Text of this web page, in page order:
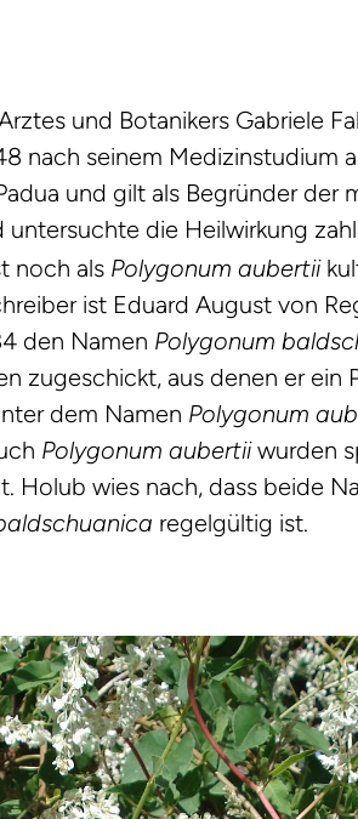
und Botanikers Gabriele
nach seinem Medizinstudium
und gilt als Begründer der
die Heilwirkung
noch als Polygonum aubertii
ist Eduard August von
den Namen Polygonum
zugeschickt, aus denen er ein
dem Namen Polygonum
Polygonum aubertiiwurden
Holub wies nach, dass beide
regelgültig ist.